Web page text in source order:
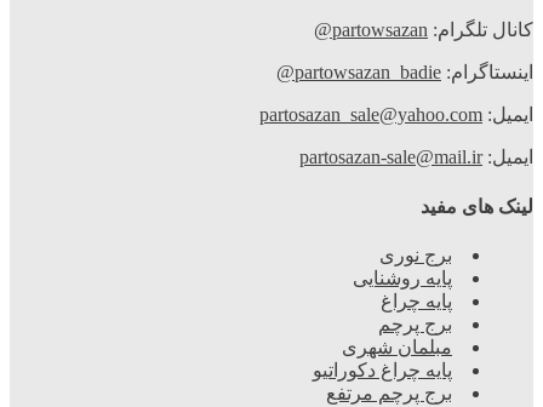
کانال تلگرام: partowsazan@
اینستاگرام: partowsazan_badie@
ایمیل: partosazan_sale@yahoo.com
ایمیل:partosazan-sale@mail.ir
لینک های مفید
برج نوری
پایه روشنایی
پایه چراغ
برج پرچم
مبلمان شهری
پایه چراغ دکوراتیو
برج پرچم مرتفع